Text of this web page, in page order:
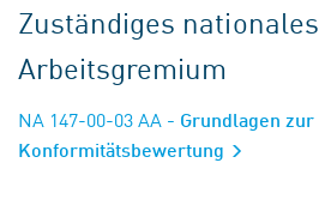
Zuständiges nationales
Arbeitsgremium
NA 147-00-03 AA - Grundlagen zur
Konformitätsbewertung